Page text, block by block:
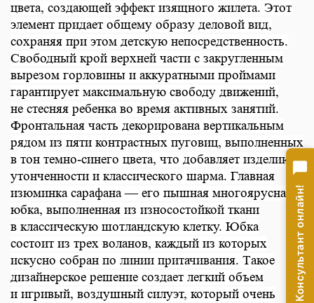
цвета, создающей эффект изящного жилета. Этот
элемент придает общему образу деловой вид,
сохраняя при этом детскую непосредственность.
Свободный крой верхней части с закругленным
вырезом горловины и аккуратными проймами
гарантирует максимальную свободу движений,
не стесняя ребенка во время активных занятий.
Фронтальная часть декорирована вертикальным
рядом из пяти контрастных пуговиц, выполненных
в тон темно-синего цвета, что добавляет изделию
утонченности и классического шарма. Главная
изюминка сарафана — его пышная многоярусная
юбка, выполненная из износостойкой ткани
в классическую шотландскую клетку. Юбка
состоит из трех воланов, каждый из которых
искусно собран по линии притачивания. Такое
дизайнерское решение создает легкий объем
и игривый, воздушный силуэт, который очень
Консультант онлайн!